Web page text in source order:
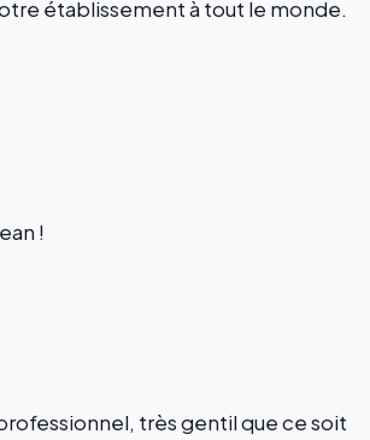
établissement à tout le monde.
!
très gentil que ce soit